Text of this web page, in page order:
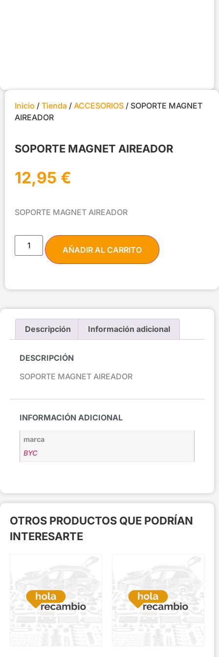
Inicio / Tienda / ACCESORIOS / SOPORTE MAGNET
AIREADOR
SOPORTE MAGNET AIREADOR
12,95 €
SOPORTE MAGNET AIREADOR
AÑADIR AL CARRITO
Descripción Información adicional
DESCRIPCIÓN
SOPORTE MAGNET AIREADOR
INFORMACIÓN ADICIONAL
marca
BYC
OTROS PRODUCTOS QUE PODRÍAN
INTERESARTE